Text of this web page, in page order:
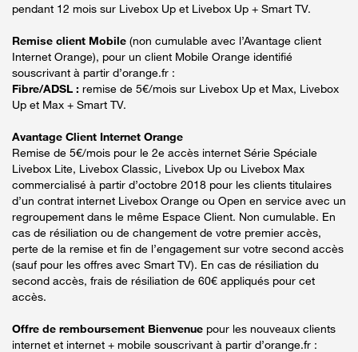
pendant 12 mois sur Livebox Up et Livebox Up + Smart TV.
Remise client Mobile (non cumulable avec l’Avantage client
Internet Orange), pour un client Mobile Orange identifié
souscrivant à partir d’orange.fr :
Fibre/ADSL : remise de 5€/mois sur Livebox Up et Max, Livebox
Up et Max + Smart TV.
Avantage Client Internet Orange
Remise de 5€/mois pour le 2e accès internet Série Spéciale
Livebox Lite, Livebox Classic, Livebox Up ou Livebox Max
commercialisé à partir d’octobre 2018 pour les clients titulaires
d’un contrat internet Livebox Orange ou Open en service avec un
regroupement dans le même Espace Client. Non cumulable. En
cas de résiliation ou de changement de votre premier accès,
perte de la remise et fin de l’engagement sur votre second accès
(sauf pour les offres avec Smart TV). En cas de résiliation du
second accès, frais de résiliation de 60€ appliqués pour cet
accès.
Offre de remboursement Bienvenue pour les nouveaux clients
internet et internet + mobile souscrivant à partir d’orange.fr :